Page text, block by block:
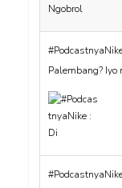
Palembang?